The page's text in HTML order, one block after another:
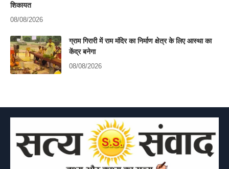
शिकायत
08/08/2026
ग्राम गिरारी में राम मंदिर का निर्माण क्षेत्र के लिए आस्था का
केंद्र बनेगा
08/08/2026